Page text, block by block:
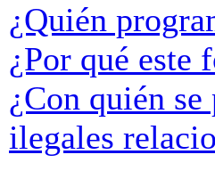
¿Quién
¿Por qué este
¿Con quién se
ilegales